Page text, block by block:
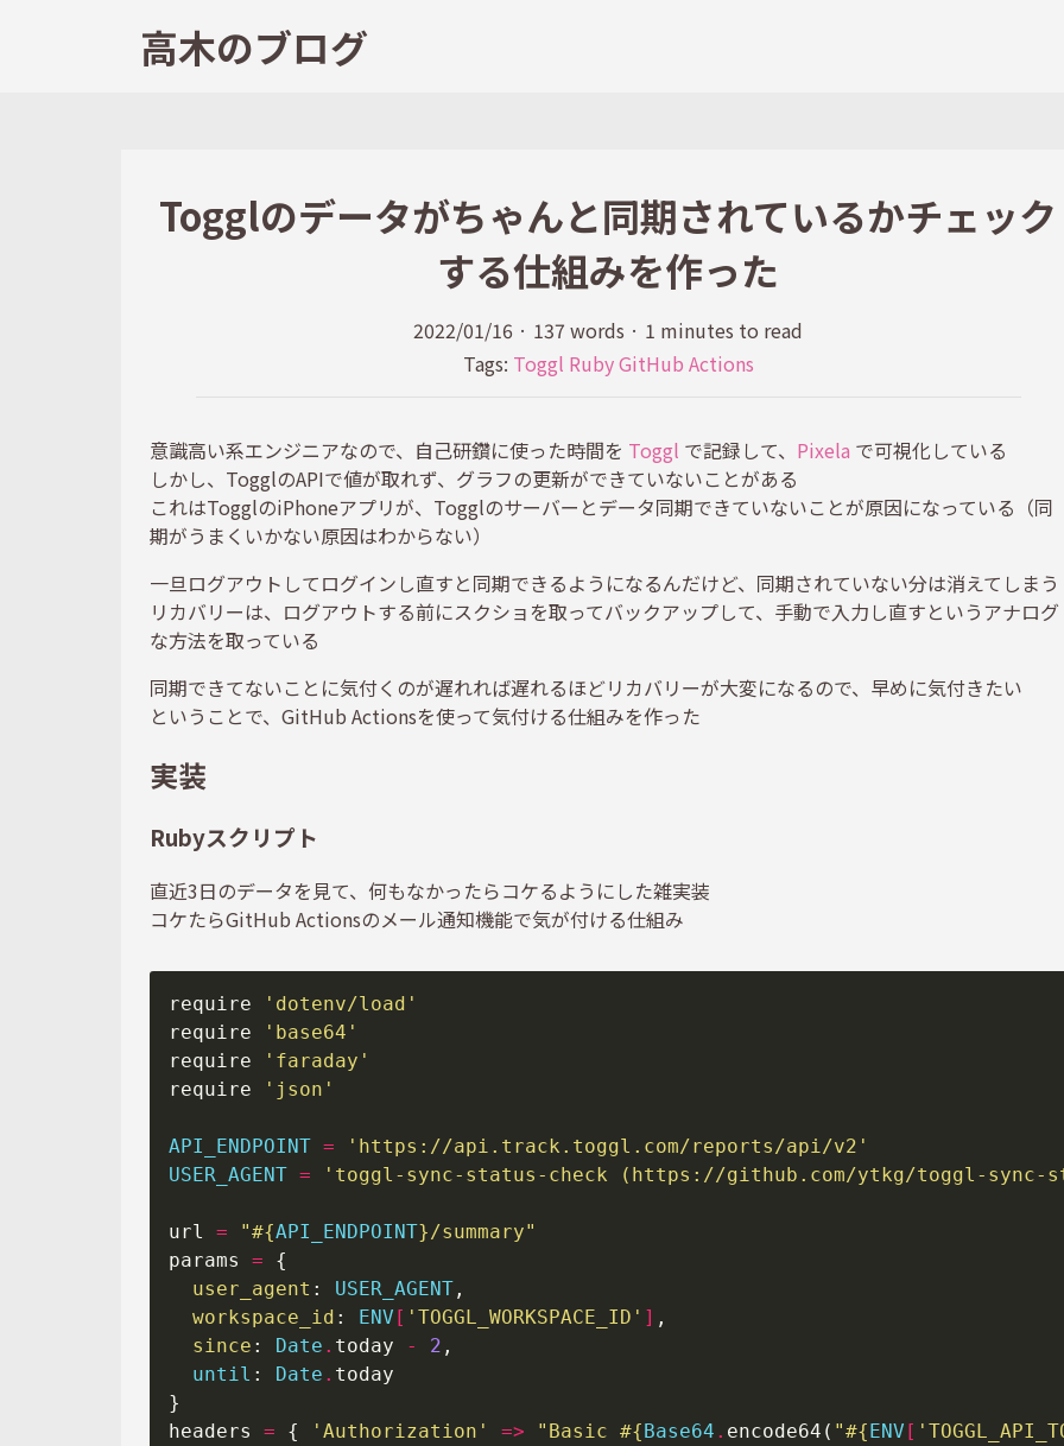
高木のブログ
Togglのデータがちゃんと同期されているかチェック
する仕組みを作った
2022/01/16 · 137 words · 1 minutes to read
Tags: Toggl RubyGitHub Actions
意識高い系エンジニアなので、自己研鑽に使った時間を Toggl で記録して、 Pixela で可視化している
しかし、TogglのAPIで値が取れず、グラフの更新ができていないことがある
これはTogglのiPhoneアプリが、Togglのサーバーとデータ同期できていないことが原因になっている（同
期がうまくいかない原因はわからない）
一旦ログアウトしてログインし直すと同期できるようになるんだけど、同期されていない分は消えてしまう
リカバリーは、ログアウトする前にスクショを取ってバックアップして、手動で入力し直すというアナログ
な方法を取っている
同期できてないことに気付くのが遅れれば遅れるほどリカバリーが大変になるので、早めに気付きたい
ということで、GitHub Actionsを使って気付ける仕組みを作った
実装
Rubyスクリプト
直近3日のデータを見て、何もなかったらコケるようにした雑実装
コケたらGitHub Actionsのメール通知機能で気が付ける仕組み
require
'dotenv/load'
require
'base64'
require
'faraday'
require
'json'
API_ENDPOINT =
'https://api.track.toggl.com/reports/api/v2'
USER_AGENT = 'toggl-sync-status-check (https://github.com/ytkg/toggl-sync-
url = "#{API_ENDPOINT} /summary"
params =
user_agent : USER_AGENT
workspace_id : ENV [ 'TOGGL_WORKSPACE_ID' ]
since : Date . today - 2
until : Date .
headers = { 'Authorization' => "Basic #{Base64 . encode64( "#{ENV [